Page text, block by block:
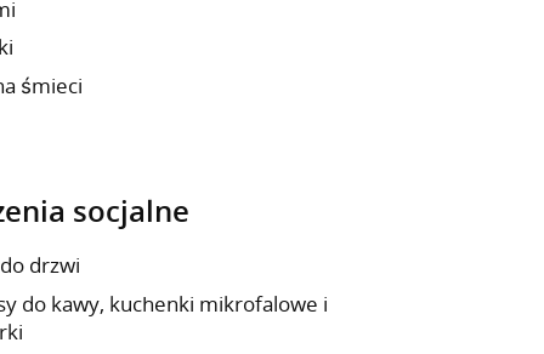
śmieci
socjalne
drzwi
do kawy, kuchenki mikrofalowe i